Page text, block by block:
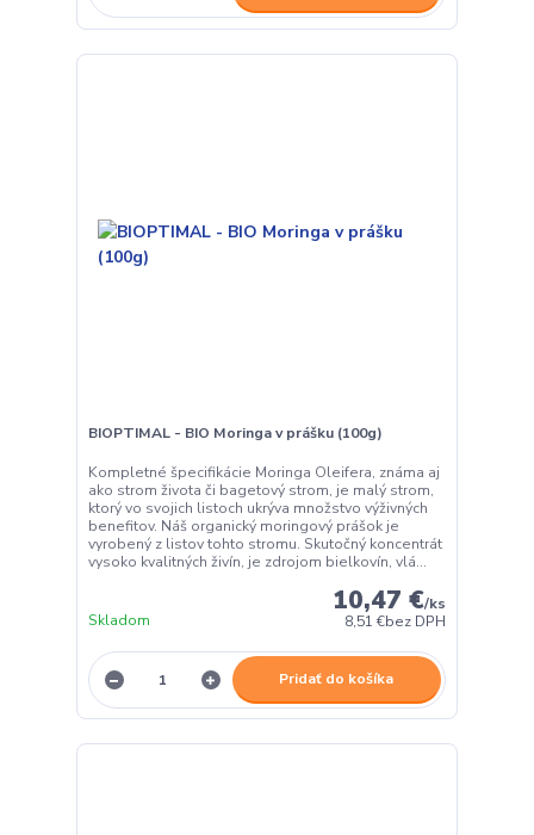
BIOPTIMAL - BIO Moringa v prášku (100g)
Kompletné špecifikácie Moringa Oleifera, známa aj
ako strom života či bagetový strom, je malý strom,
ktorý vo svojich listoch ukrýva množstvo výživných
benefitov. Náš organický moringový prášok je
vyrobený z listov tohto stromu. Skutočný koncentrát
vysoko kvalitných živín, je zdrojom bielkovín, vlá...
10,47 €/ks
8,51 €bez DPH
Skladom
Pridať do košíka